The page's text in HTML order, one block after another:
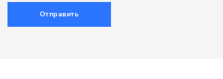
Отправить